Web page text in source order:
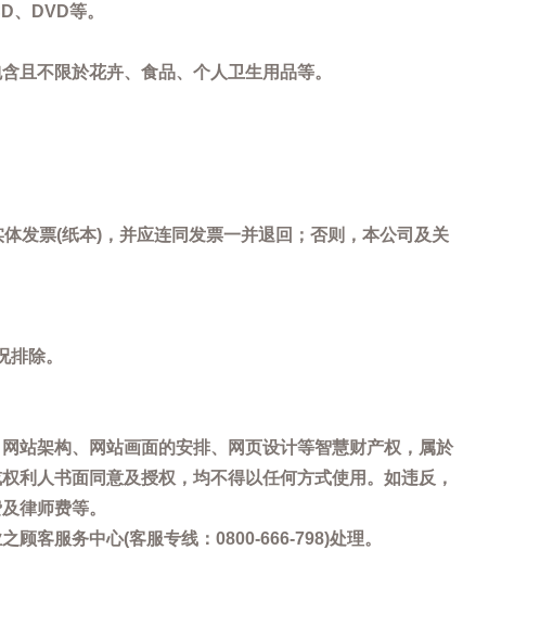
、DVD等。
且不限於花卉、食品、个人卫生用品等。
发票(纸本)，并应连同发票一并退回；否则，本公司及关
除。
站架构、网站画面的安排、网页设计等智慧财产权，属於
利人书面同意及授权，均不得以任何方式使用。如违反，
律师费等。
顾客服务中心(客服专线：0800-666-798)处理。